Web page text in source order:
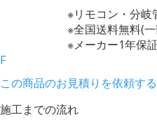
※リモコン・分岐
※全国送料無料(
※メーカー1年保
F
この商品のお見積りを依頼する
施工までの流れ